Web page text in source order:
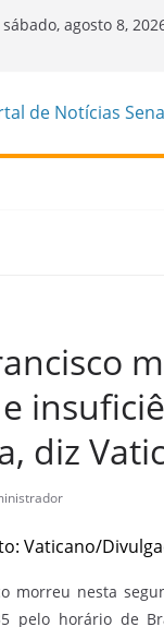
sábado, agosto 8,
diz
Vaticano/
morreu nesta
pelo horário de